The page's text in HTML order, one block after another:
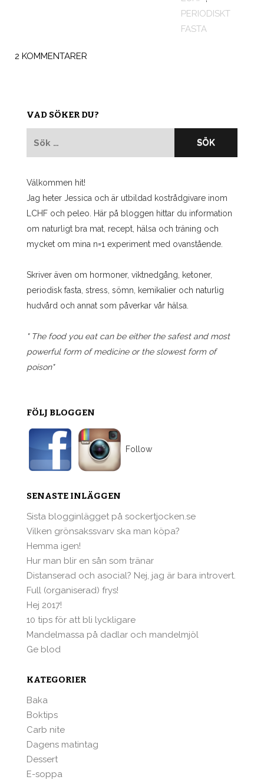
PERIODISKT
FASTA
2 KOMMENTARER
VAD SÖKER DU?
Välkommen hit!
Jag heter Jessica och är utbildad kostrådgivare inom
LCHF och peleo. Här på bloggen hittar du information
om naturligt bra mat, recept, hälsa och träning och
mycket om mina n=1 experiment med ovanstående.
Skriver även om hormoner, viktnedgång, ketoner,
periodisk fasta, stress, sömn, kemikalier och naturlig
hudvård och annat som påverkar vår hälsa.
" The food you eat can be either the safest and most
powerful form of medicine or the slowest form of
poison"
FÖLJ BLOGGEN
Follow
SENASTE INLÄGGEN
Sista blogginlägget på sockertjocken.se
Vilken grönsakssvarv ska man köpa?
Hemma igen!
Hur man blir en sån som tränar
Distanserad och asocial? Nej, jag är bara introvert.
Full (organiserad) frys!
Hej 2017!
10 tips för att bli lyckligare
Mandelmassa på dadlar och mandelmjöl
Ge blod
KATEGORIER
Baka
Boktips
Carb nite
Dagens matintag
Dessert
E-soppa